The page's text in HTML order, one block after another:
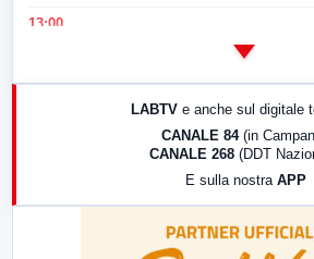
13:00
LABTV e anche sul digitale
CANALE 84 (in
CANALE 268 (DDT
E sulla nostra APP